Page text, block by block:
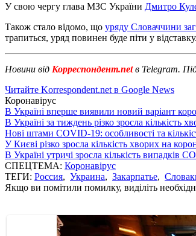
У свою чергу глава МЗС України Дмитро
Також стало відомо, що уряду Словаччини
трапиться, уряд повинен буде піти у відставку.
Новини від Корреспондент.netв Telegram.
Читайте Korrespondent.net в Google News
Коронавірус
В Україні вперше виявили новий варіант
В Україні за тиждень різко зросла кількість
Нові штами COVID-19: особливості та
У Києві різко зросла кількість хворих на
В Україні утричі зросла кількість випадків
СПЕЦТЕМА: Коронавірус
ТЕГИ: Россия, Украина, Закарпатье,
Якщо ви помітили помилку, виділіть